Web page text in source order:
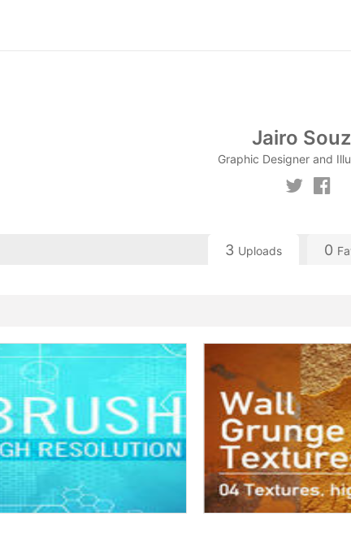
Jairo
Graphic Designer and
3 Uploads 0